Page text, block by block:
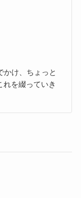
かけ、ちょっと
れを綴っていき